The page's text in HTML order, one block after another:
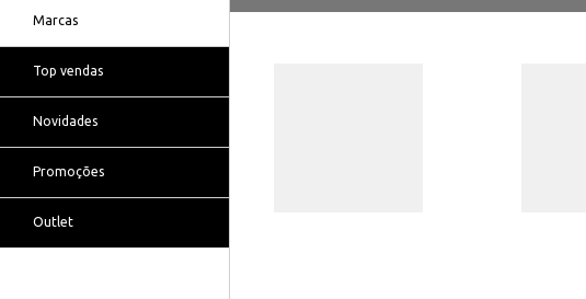
Marcas
Top vendas
Novidades
Promoções
Outlet